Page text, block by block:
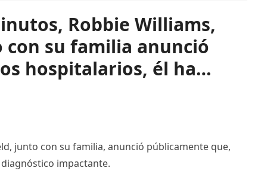
Robbie Williams,
con su familia anunció
hospitalarios, él ha…
junto con su familia, anunció públicamente que,
impactante.